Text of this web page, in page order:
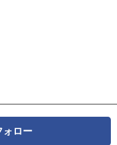
ロー